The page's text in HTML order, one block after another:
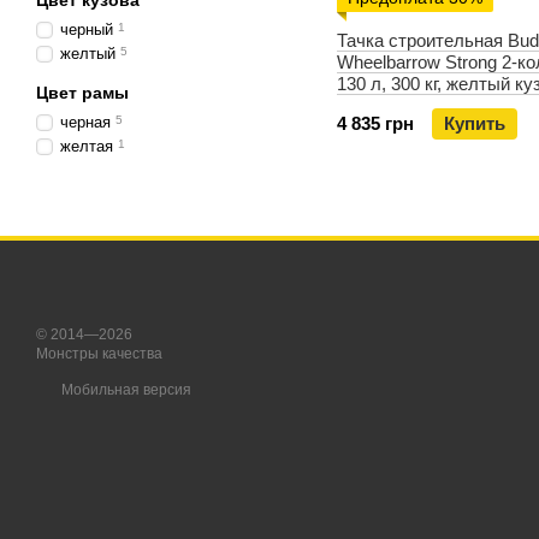
Тачка строительная
Wheelbarrow Strong 2-
130 л, 300 кг, желтый
пневмоколесо 4х8'',
(WB7808)
4 835 грн Купить
черный 1
желтый 5
Цвет рамы
черная 5
желтая 1
© 2014—2026
Монстры качества
Мобильная версия